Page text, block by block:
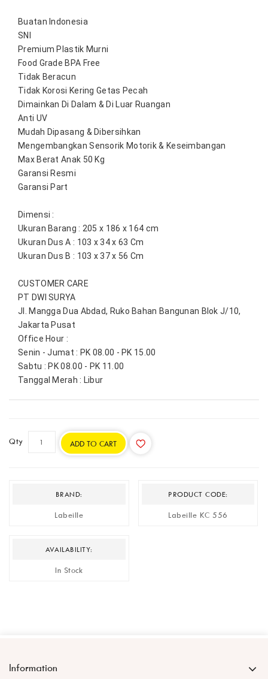
Buatan Indonesia
SNI
Premium Plastik Murni
Food Grade BPA Free
Tidak Beracun
Tidak Korosi Kering Getas Pecah
Dimainkan Di Dalam & Di Luar Ruangan
Anti UV
Mudah Dipasang & Dibersihkan
Mengembangkan Sensorik Motorik & Keseimbangan
Max Berat Anak 50 Kg
Garansi Resmi
Garansi Part
Dimensi :
Ukuran Barang : 205 x 186 x 164 cm
Ukuran Dus A : 103 x 34 x 63 Cm
Ukuran Dus B : 103 x 37 x 56 Cm
CUSTOMER CARE
PT DWI SURYA
Jl. Mangga Dua Abdad, Ruko Bahan Bangunan Blok J/10,
Jakarta Pusat
Office Hour :
Senin - Jumat : PK 08.00 - PK 15.00
Sabtu : PK 08.00 - PK 11.00
Tanggal Merah : Libur
Qty ADD TO CART
BRAND:
Labeille
PRODUCT CODE:
Labeille KC 556
AVAILABILITY:
In Stock
Information